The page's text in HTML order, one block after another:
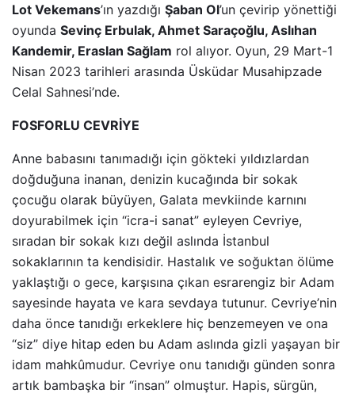
Lot Vekemans’ın yazdığı Şaban Ol’un çevirip yönettiği
oyunda Sevinç Erbulak, Ahmet Saraçoğlu, Aslıhan
Kandemir, Eraslan Sağlam rol alıyor. Oyun, 29 Mart-1
Nisan 2023 tarihleri arasında Üsküdar Musahipzade
Celal Sahnesi’nde.
FOSFORLU CEVRİYE
Anne babasını tanımadığı için gökteki yıldızlardan
doğduğuna inanan, denizin kucağında bir sokak
çocuğu olarak büyüyen, Galata mevkiinde karnını
doyurabilmek için “icra-i sanat” eyleyen Cevriye,
sıradan bir sokak kızı değil aslında İstanbul
sokaklarının ta kendisidir. Hastalık ve soğuktan ölüme
yaklaştığı o gece, karşısına çıkan esrarengiz bir Adam
sayesinde hayata ve kara sevdaya tutunur. Cevriye’nin
daha önce tanıdığı erkeklere hiç benzemeyen ve ona
“siz” diye hitap eden bu Adam aslında gizli yaşayan bir
idam mahkûmudur. Cevriye onu tanıdığı günden sonra
artık bambaşka bir “insan” olmuştur. Hapis, sürgün,